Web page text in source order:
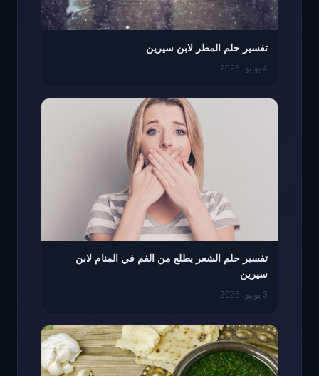
تفسير حلم المطر لابن سيرين
4 يونيو، 2025
تفسير حلم الشعر يطلع من الفم في المنام لابن
سيرين
3 يونيو، 2025